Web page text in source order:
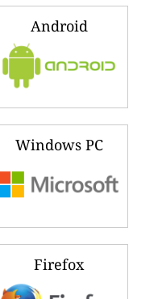
Android
Windows PC
Firefox